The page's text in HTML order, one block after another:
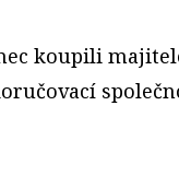
koupili